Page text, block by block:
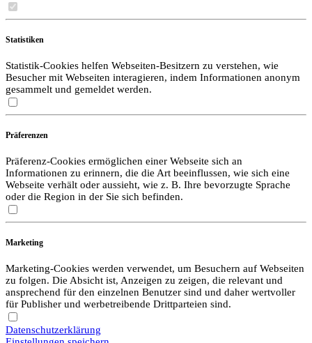
Statistiken
Statistik-Cookies helfen Webseiten-Besitzern zu verstehen, wie
Besucher mit Webseiten interagieren, indem Informationen anonym
gesammelt und gemeldet werden.
Präferenzen
Präferenz-Cookies ermöglichen einer Webseite sich an
Informationen zu erinnern, die die Art beeinflussen, wie sich eine
Webseite verhält oder aussieht, wie z. B. Ihre bevorzugte Sprache
oder die Region in der Sie sich befinden.
Marketing
Marketing-Cookies werden verwendet, um Besuchern auf Webseiten
zu folgen. Die Absicht ist, Anzeigen zu zeigen, die relevant und
ansprechend für den einzelnen Benutzer sind und daher wertvoller
für Publisher und werbetreibende Drittparteien sind.
Datenschutzerklärung